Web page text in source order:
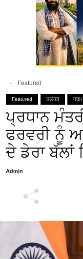
Featured
Featured ਜਲੰਧਰ ਧਰਮ
ਪ੍ਰਧਾਨ
ਫਰਵਰੀ ਨੂੰ
ਦੇ ਡੇਰਾ
Admin